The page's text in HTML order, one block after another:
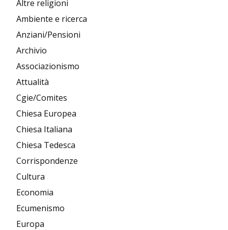
Altre religioni
Ambiente e ricerca
Anziani/Pensioni
Archivio
Associazionismo
Attualità
Cgie/Comites
Chiesa Europea
Chiesa Italiana
Chiesa Tedesca
Corrispondenze
Cultura
Economia
Ecumenismo
Europa